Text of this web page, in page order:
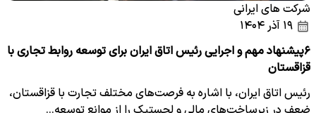
شرکت های ایرانی
۶پیشنهاد مهم و اجرایی رئیس اتاق ایران برای توسعه روابط تجاری با
قزاقستان
رئیس اتاق ایران، با اشاره به فرصت‌های مختلف تجارت با قزاقستان،